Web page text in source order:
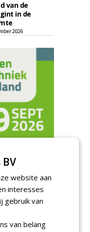
van de
in de
2026
de
BV
website aan
interesses
gebruik van
van belang